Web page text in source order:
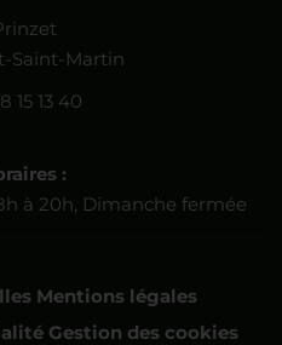
Mentions légales
Gestion des cookies
Saint-Martin
15 13 40
:
à 20h, Dimanche fermée